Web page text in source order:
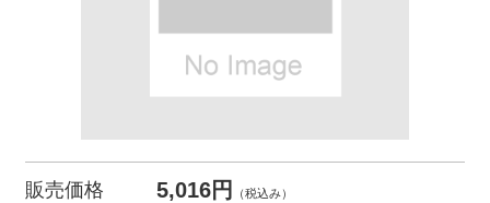
販売価格 5,016円 （税込み）